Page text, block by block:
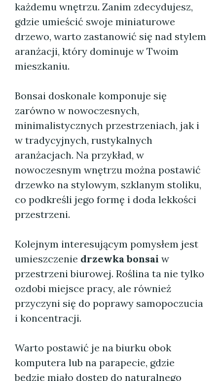
każdemu wnętrzu. Zanim zdecydujesz,
gdzie umieścić swoje miniaturowe
drzewo, warto zastanowić się nad stylem
aranżacji, który dominuje w Twoim
mieszkaniu.
Bonsai doskonale komponuje się
zarówno w nowoczesnych,
minimalistycznych przestrzeniach, jak i
w tradycyjnych, rustykalnych
aranżacjach. Na przykład, w
nowoczesnym wnętrzu można postawić
drzewko na stylowym, szklanym stoliku,
co podkreśli jego formę i doda lekkości
przestrzeni.
Kolejnym interesującym pomysłem jest
umieszczenie drzewka bonsai w
przestrzeni biurowej. Roślina ta nie tylko
ozdobi miejsce pracy, ale również
przyczyni się do poprawy samopoczucia
i koncentracji.
Warto postawić je na biurku obok
komputera lub na parapecie, gdzie
będzie miało dostęp do naturalnego